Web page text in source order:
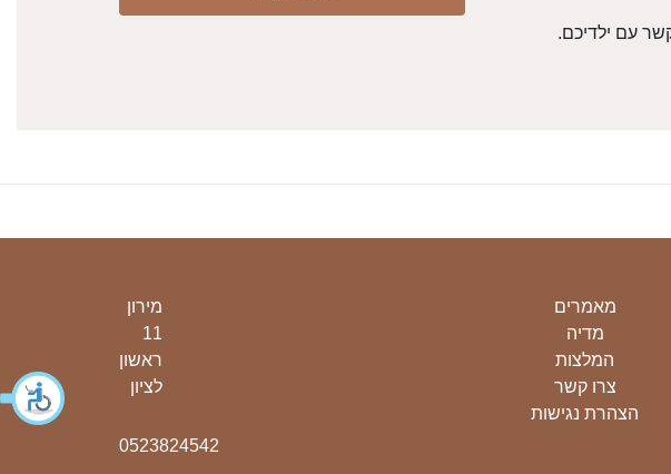
עם ילדיכם.
מאמרים
מדיה
המלצות
צרו קשר
הצהרת נגישות
מירון
11
ראשון
לציון
0523824542